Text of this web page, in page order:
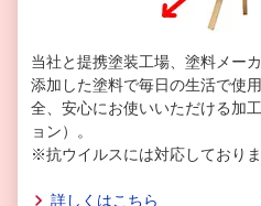
当社と提携塗装工場、塗料メー
添加した塗料で毎日の生活で使
全、安心にお使いいただける加
ョン）。
※抗ウイルスには対応しておりま
詳しくはこちら